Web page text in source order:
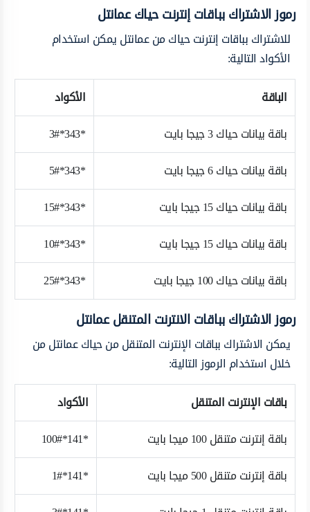
رموز الاشتراك بباقات إنترنت حياك عمانتل
للاشتراك بباقات إنترنت حياك من عمانتل يمكن استخدام
الأكواد التالية:
الباقة
الأكواد
باقة بيانات حياك 3 جيجا بايت
*343*3#
باقة بيانات حياك 6 جيجا بايت
*343*5#
باقة بيانات حياك 15 جيجا بايت
*343*15#
باقة بيانات حياك 15 جيجا بايت
*343*10#
باقة بيانات حياك 100 جيجا بايت
*343*25#
رموز الاشتراك بباقات الانترنت المتنقل عمانتل
يمكن الاشتراك بباقات الإنترنت المتنقل من حياك عمانتل من
خلال استخدام الرموز التالية:
باقات الإنترنت المتنقل
الأكواد
باقة إنترنت متنقل 100 ميجا بايت
*141*100#
باقة إنترنت متنقل 500 ميجا بايت
*141*1#